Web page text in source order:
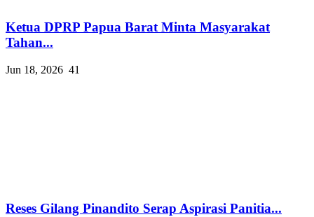
Ketua DPRP Papua Barat Minta Masyarakat
Tahan...
Jun 18, 2026 41
Reses Gilang Pinandito Serap Aspirasi Panitia...